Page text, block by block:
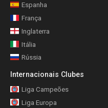
Espanha
França
Inglaterra
Itália
Rússia
Internacionais Clubes
Liga Campeões
Liga Europa